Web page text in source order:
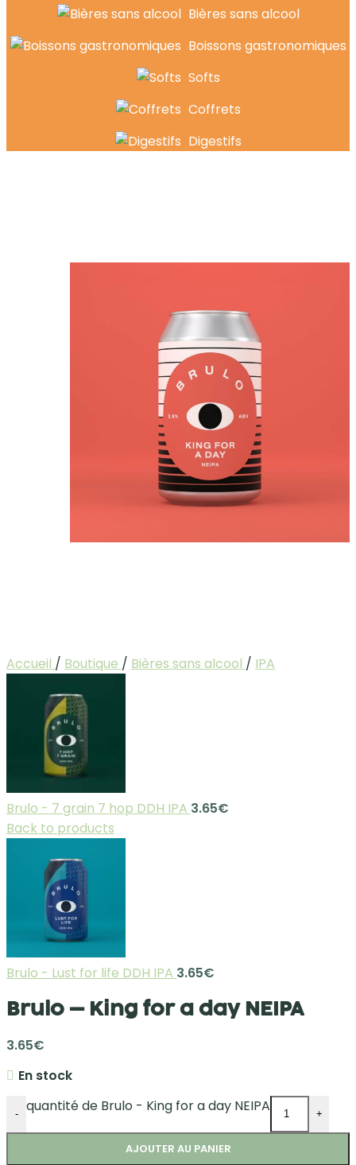
Bières sans alcool
Boissons gastronomiques
Softs
Coffrets
Digestifs
Accueil / Boutique / Bières sans alcool / IPA
Brulo - 7 grain 7 hop DDH IPA 3.65€
Back to products
Brulo - Lust for life DDH IPA 3.65€
Brulo – King for a day NEIPA
3.65€
En stock
- quantité de Brulo - King for a day NEIPA +
AJOUTER AU PANIER